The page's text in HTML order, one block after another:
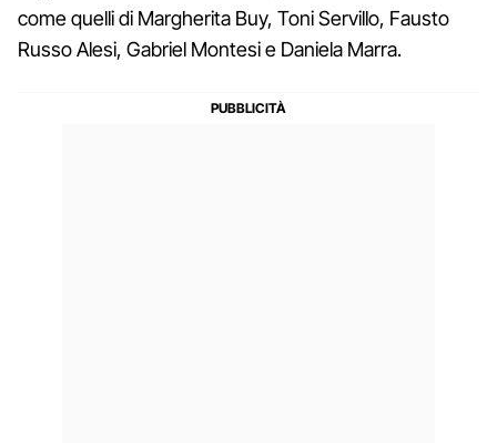
come quelli di Margherita Buy, Toni Servillo, Fausto
Russo Alesi, Gabriel Montesi e Daniela Marra.